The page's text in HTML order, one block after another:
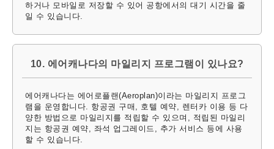
하거나 모바일로 저장할 수 있어 공항에서의 대기 시간을 줄
일 수 있습니다.
10. 에어캐나다의 마일리지 프로그램이 있나요?
에어캐나다는 에어로플랜(Aeroplan)이라는 마일리지 프로그
램을 운영합니다. 항공권 구매, 호텔 예약, 렌터카 이용 등 다
양한 방법으로 마일리지를 적립할 수 있으며, 적립된 마일리
지는 항공권 예약, 좌석 업그레이드, 추가 서비스 등에 사용
할 수 있습니다.